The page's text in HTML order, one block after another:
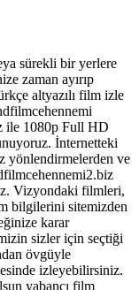
sürekli bir yerlere
zaman ayırıp
altyazılı film izle
ile 1080p Full HD
İnternetteki
yönlendirmelerden ve
Vizyondaki filmleri,
bilgilerini sitemizden
karar
sizler için seçtiği
övgüyle
izleyebilirsiniz.
yabancı film